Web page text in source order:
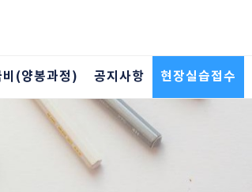
비(양봉과정) 공지사항 현장실습접수